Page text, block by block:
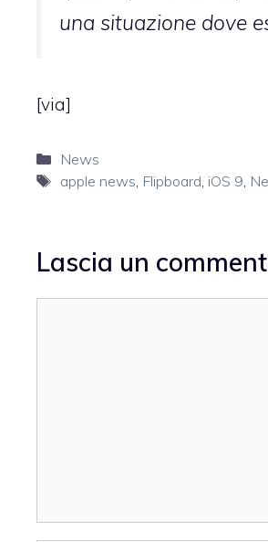
una situazione dove
[via]
Categorie
News
Tag
apple news, Flipboard, iOS 9,
Lascia un